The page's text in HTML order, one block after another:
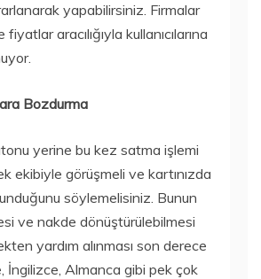
yapabilirsiniz. Firmalar
aracılığıyla kullanıcılarına
Bozdurma
yerine bu kez satma işlemi
ekibiyle görüşmeli ve kartınızda
söylemelisiniz. Bunun
ve nakde dönüştürülebilmesi
yardım alınması son derece
İngilizce, Almanca gibi pek çok